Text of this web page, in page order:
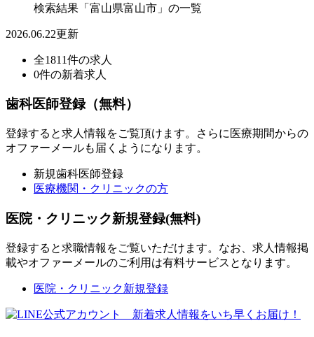
検索結果「富山県富山市」の一覧
2026.06.22更新
全1811件の求人
0件の新着求人
歯科医師登録（無料）
登録すると求人情報をご覧頂けます。さらに医療期間からの
オファーメールも届くようになります。
新規歯科医師登録
医療機関・クリニックの方
医院・クリニック新規登録(無料)
登録すると求職情報をご覧いただけます。なお、求人情報掲
載やオファーメールのご利用は有料サービスとなります。
医院・クリニック新規登録